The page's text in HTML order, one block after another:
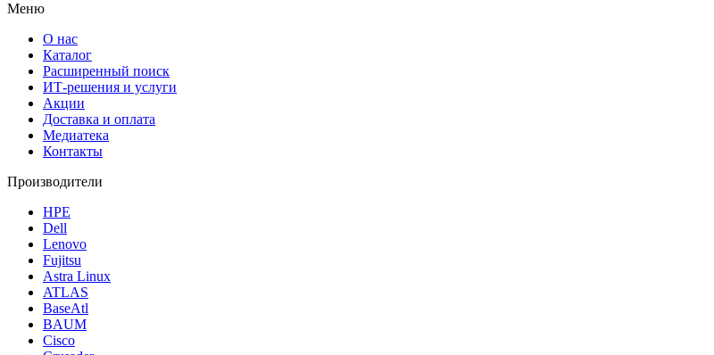
Меню
О нас
Каталог
Расширенный поиск
ИТ-решения и услуги
Акции
Доставка и оплата
Медиатека
Контакты
Производители
HPE
Dell
Lenovo
Fujitsu
Astra Linux
ATLAS
BaseAtl
BAUM
Cisco